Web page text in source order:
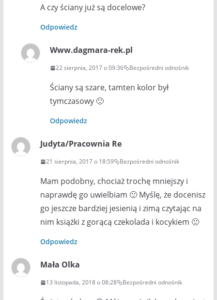
A czy ściany już są docelowe?
Odpowiedz
Www.dagmara-rek.pl
22 sierpnia, 2017 o 09:36 Bezpośredni odnośnik
Ściany są szare, tamten kolor był
tymczasowy 🙂
Odpowiedz
Judyta/Pracownia Re
21 sierpnia, 2017 o 18:59 Bezpośredni odnośnik
Mam podobny, chociaż trochę mniejszy i
naprawdę go uwielbiam 🙂 Myślę, że docenisz
go jeszcze bardziej jesienią i zimą czytając na
nim książki z gorącą czekolada i kocykiem 🙂
Odpowiedz
Mała Olka
13 listopada, 2018 o 08:28 Bezpośredni odnośnik